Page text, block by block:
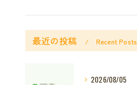
最近の投稿 Recent Posts
2026/08/05